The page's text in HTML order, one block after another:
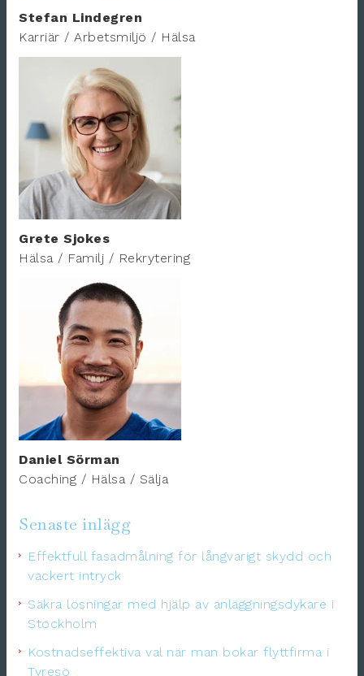
Stefan Lindegren
Karriär / Arbetsmiljö / Hälsa
Grete Sjokes
Hälsa / Familj / Rekrytering
Daniel Sörman
Coaching / Hälsa / Sälja
Senaste inlägg
Effektfull fasadmålning för långvarigt skydd och
vackert intryck
Säkra lösningar med hjälp av anläggningsdykare i
Stockholm
Kostnadseffektiva val när man bokar flyttfirma i
Tyresö